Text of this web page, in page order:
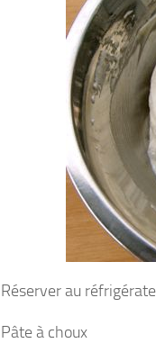
Réserver au
Pâte à choux